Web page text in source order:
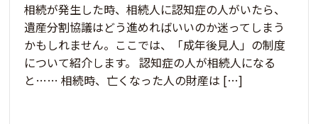
相続が発生した時、相続人に認知症の人がいたら、
遺産分割協議はどう進めればいいのか迷ってしまう
かもしれません。ここでは、「成年後見人」の制度
について紹介します。 認知症の人が相続人になる
と…… 相続時、亡くなった人の財産は […]